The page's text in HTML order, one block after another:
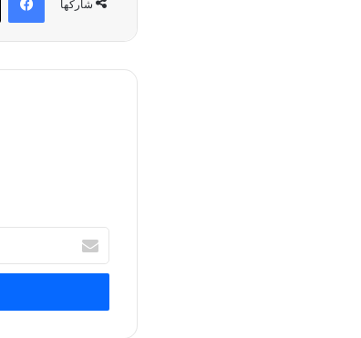
شاركها
بريدك
الإلكتروني